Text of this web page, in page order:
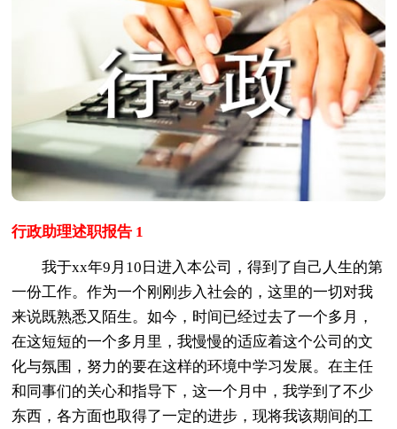
行政助理述职报告 1
我于xx年9月10日进入本公司，得到了自己人生的第
一份工作。作为一个刚刚步入社会的，这里的一切对我
来说既熟悉又陌生。如今，时间已经过去了一个多月，
在这短短的一个多月里，我慢慢的适应着这个公司的文
化与氛围，努力的要在这样的环境中学习发展。在主任
和同事们的关心和指导下，这一个月中，我学到了不少
东西，各方面也取得了一定的进步，现将我该期间的工